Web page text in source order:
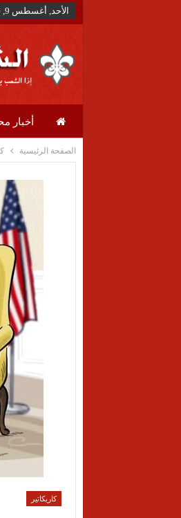
الأحد, أغسطس 9, 2026
أخبار
الصفحة الرئيسية
كاريكاتير